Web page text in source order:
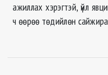
ажиллах хэрэгтэй, үйл
ч өөрөө төдийлөн